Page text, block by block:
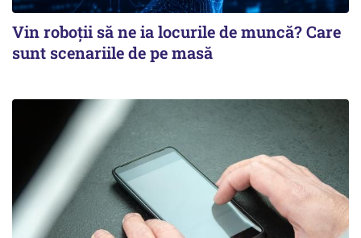
Vin roboţii să ne ia locurile de muncă? Care
sunt scenariile de pe masă